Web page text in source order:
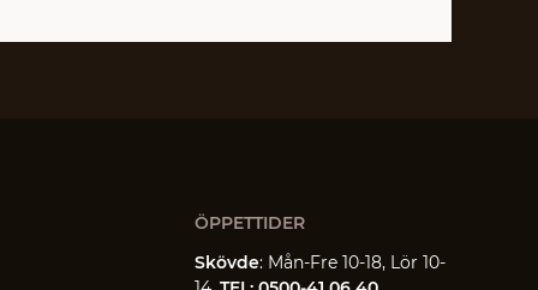
ÖPPETTIDER
Skövde: Mån-Fre 10-18, Lör 10-